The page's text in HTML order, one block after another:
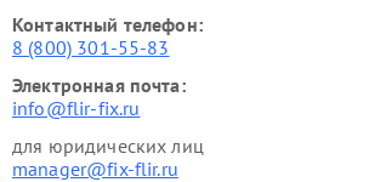
Контактный телефон:
8 (800) 301-55-83
Электронная почта:
info@flir-fix.ru
для юридических лиц
manager@fix-flir.ru